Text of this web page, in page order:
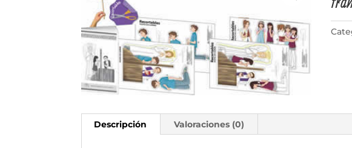
Descripción Valoraciones (0)